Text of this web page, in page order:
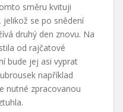
směru kvituji
se po snědení
druhý den znovu. Na
od rajčatové
bude jej asi vyprat
například
nutné zpracovanou